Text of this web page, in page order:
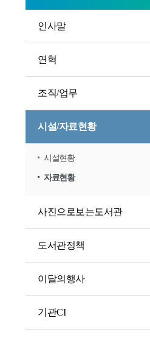
인사말
연혁
조직/업무
시설/자료현황
시설현황
자료현황
사진으로보는도서관
도서관정책
이달의행사
기관CI